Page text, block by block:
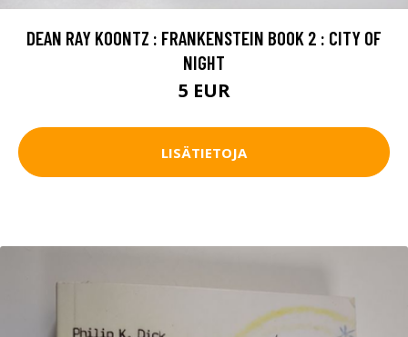
DEAN RAY KOONTZ : FRANKENSTEIN BOOK 2 : CITY OF
NIGHT
5 EUR
LISÄTIETOJA